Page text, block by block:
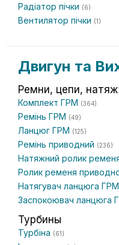
Радіатор пічки (6)
Вентилятор пічки (1)
Двигун та
Ремни, цепи,
Комплект ГРМ (364)
Ремінь ГРМ (49)
Ланцюг ГРМ (125)
Ремінь приводний (236)
Натяжний ролик
Ролик ременя
Натягувач ланцюга ГРМ
Заспокоювач ланцюга
Турбины
Турбіна (61)